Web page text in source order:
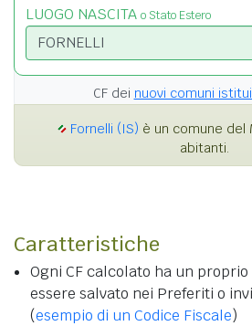
LUOGO NASCITA o Stato Estero
CF dei nuovi comuni
Fornelli (IS) è un comune del
abitanti.
Caratteristiche
Ogni CF calcolato ha un proprio
essere salvato nei Preferiti o
(esempio di un Codice Fiscale)